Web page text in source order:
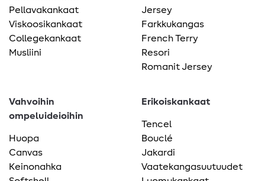
Pellavakankaat
Viskoosikankaat
Collegekankaat
Musliini
Jersey
Farkkukangas
French Terry
Resori
Romanit Jersey
Vahvoihin
ompeluideioihin
Huopa
Canvas
Keinonahka
Erikoiskankaat
Tencel
Bouclé
Jakardi
Vaatekangasuutuudet